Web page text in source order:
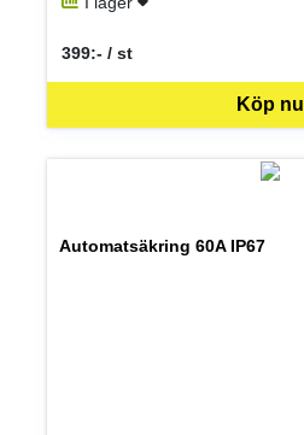
Köp nu
399:- / st
SEK per ST
Automatsäkring 60A IP67